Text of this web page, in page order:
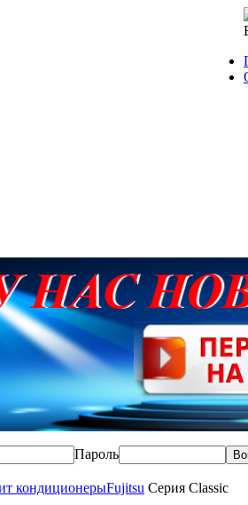
Пароль
кондиционерыFujitsu Серия Classic